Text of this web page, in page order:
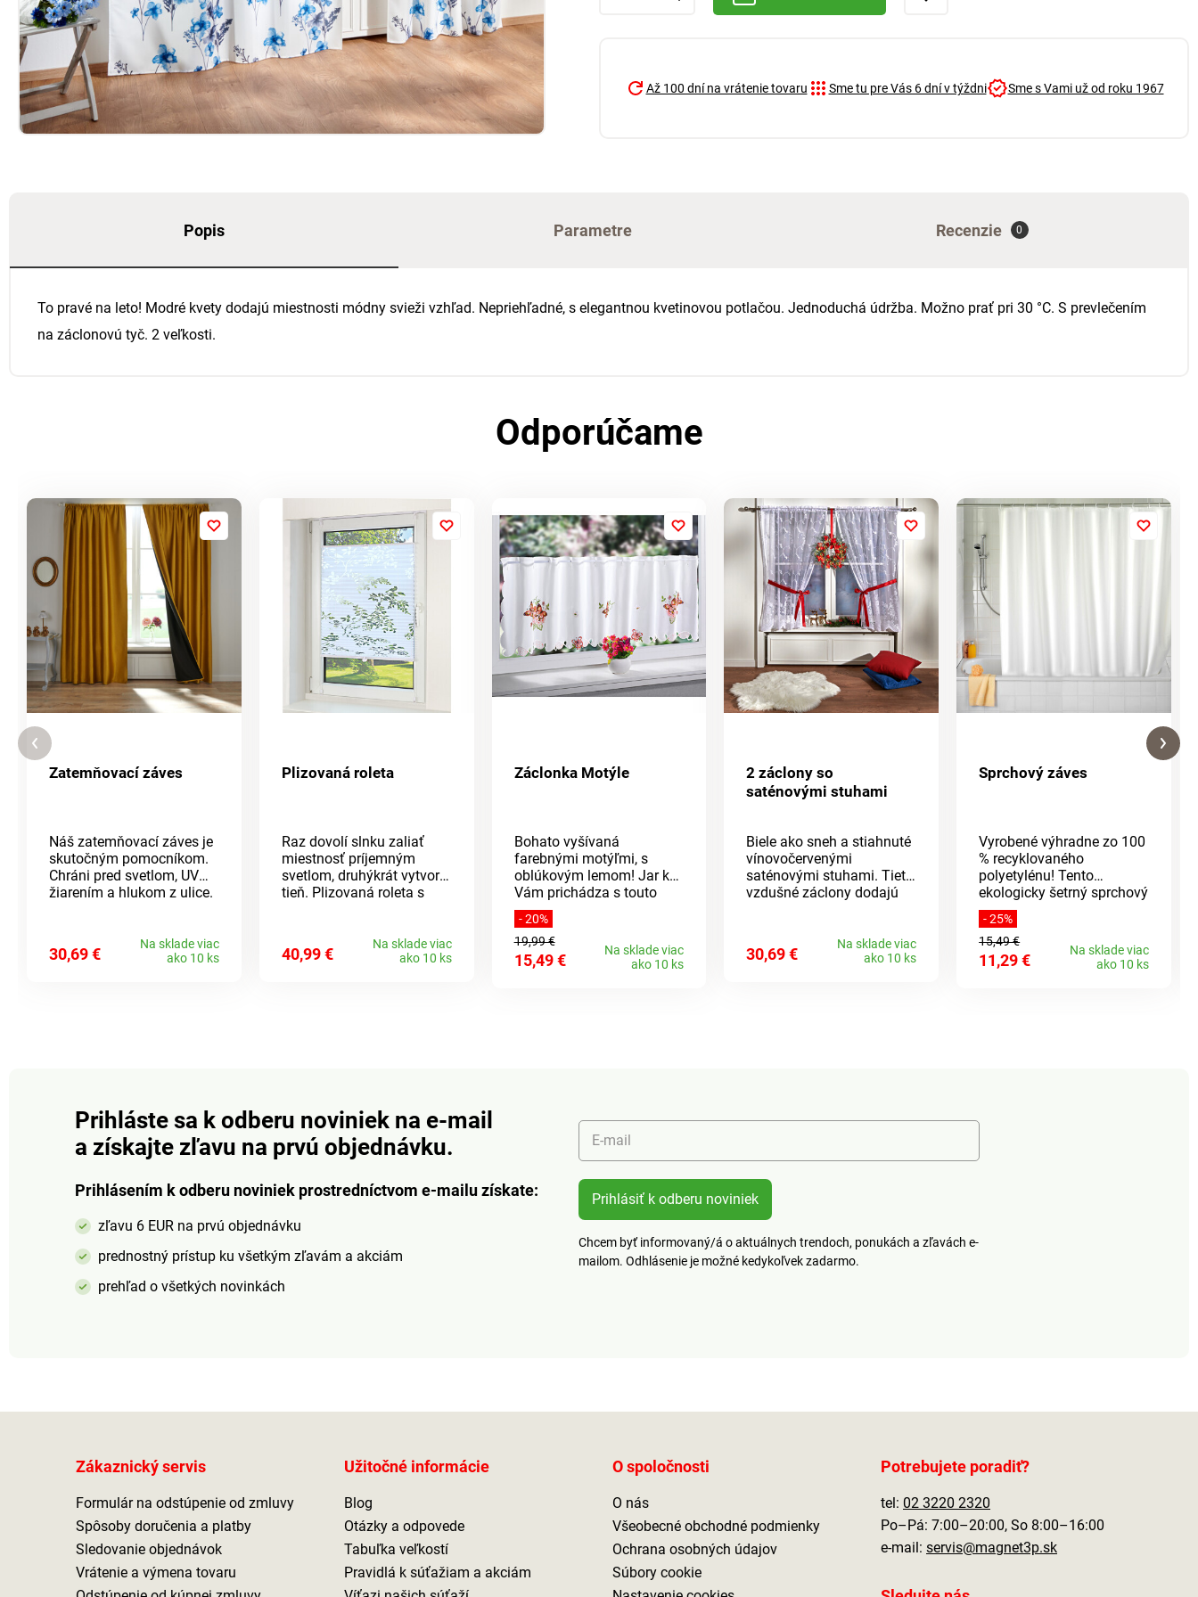
Až 100 dní na vrátenie tovaru Sme tu pre Vás 6 dní v týždni Sme s Vami už od roku 1967
Popis Parametre Recenzie 0
To pravé na leto! Modré kvety dodajú miestnosti módny svieži vzhľad. Nepriehľadné, s elegantnou kvetinovou potlačou. Jednoduchá údržba. Možno prať pri 30 °C. S prevlečením
na záclonovú tyč. 2 veľkosti.
Odporúčame
Zatemňovací záves
Náš zatemňovací záves je
skutočným pomocníkom.
Chráni pred svetlom, UV
žiarením a hlukom z ulice.
To pravé pre optimálnu
komfortnú teplotu v
30,69 €
Na sklade viac
ako 10 ks
Plizovaná roleta
Raz dovolí slnku zaliať
miestnosť príjemným
svetlom, druhýkrát vytvorí
tieň. Plizovaná roleta s
postará sa o príjemnú
atmosféru. Inštalácia bez
40,99 €
Na sklade viac
ako 10 ks
Záclonka Motýle
Bohato vyšívaná
farebnými motýľmi, s
oblúkovým lemom! Jar k
Vám prichádza s touto
nádhernou záclonkou. 100
% polyester, možno prať na
30 °C. 45 x 150 cm.
Precízne vyšívaná. Na
- 20%
19,99 €
15,49 €
Na sklade viac
ako 10 ks
2 záclony so
saténovými stuhami
Biele ako sneh a stiahnuté
vínovočervenými
saténovými stuhami. Tieto
vzdušné záclony dodajú
30,69 €
Na sklade viac
ako 10 ks
Sprchový záves
Vyrobené výhradne zo 100
% recyklovaného
polyetylénu! Tento
ekologicky šetrný sprchový
záves s okami so
spevneným okrajom nielen
dobre vyzerá, ale poskytne
Vám aj dobrý pocit pri
- 25%
15,49 €
11,29 €
Na sklade viac
ako 10 ks
Prihláste sa k odberu noviniek na e-mail
a získajte zľavu na prvú objednávku.
Prihlásením k odberu noviniek prostredníctvom e-mailu získate:
zľavu 6 EUR na prvú objednávku
prednostný prístup ku všetkým zľavám a akciám
prehľad o všetkých novinkách
E-mail
Prihlásiť k odberu noviniek
Chcem byť informovaný/á o aktuálnych trendoch, ponukách a zľavách e-
mailom. Odhlásenie je možné kedykoľvek zadarmo.
Zákaznický servis
Formulár na odstúpenie od zmluvy
Spôsoby doručenia a platby
Sledovanie objednávok
Vrátenie a výmena tovaru
Užitočné informácie
Blog
Otázky a odpovede
Tabuľka veľkostí
Pravidlá k súťažiam a akciám
O spoločnosti
O nás
Všeobecné obchodné podmienky
Ochrana osobných údajov
Súbory cookie
Potrebujete poradiť?
tel: 02 3220 2320
Po–Pá: 7:00–20:00, So 8:00–16:00
e-mail: servis@magnet3p.sk